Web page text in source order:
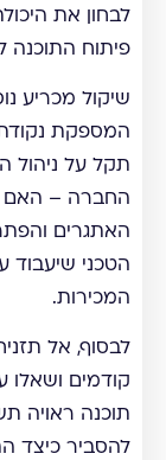
לבחון את
פיתוח
שיקול מכריע
המספקת נקודת
תקל על ניהול
החברה – האם
האתגרים
הטכני
המכירות.
לבסוף, אל
קודמים ושאלו
תוכנה ראויה
להסביר כיצד